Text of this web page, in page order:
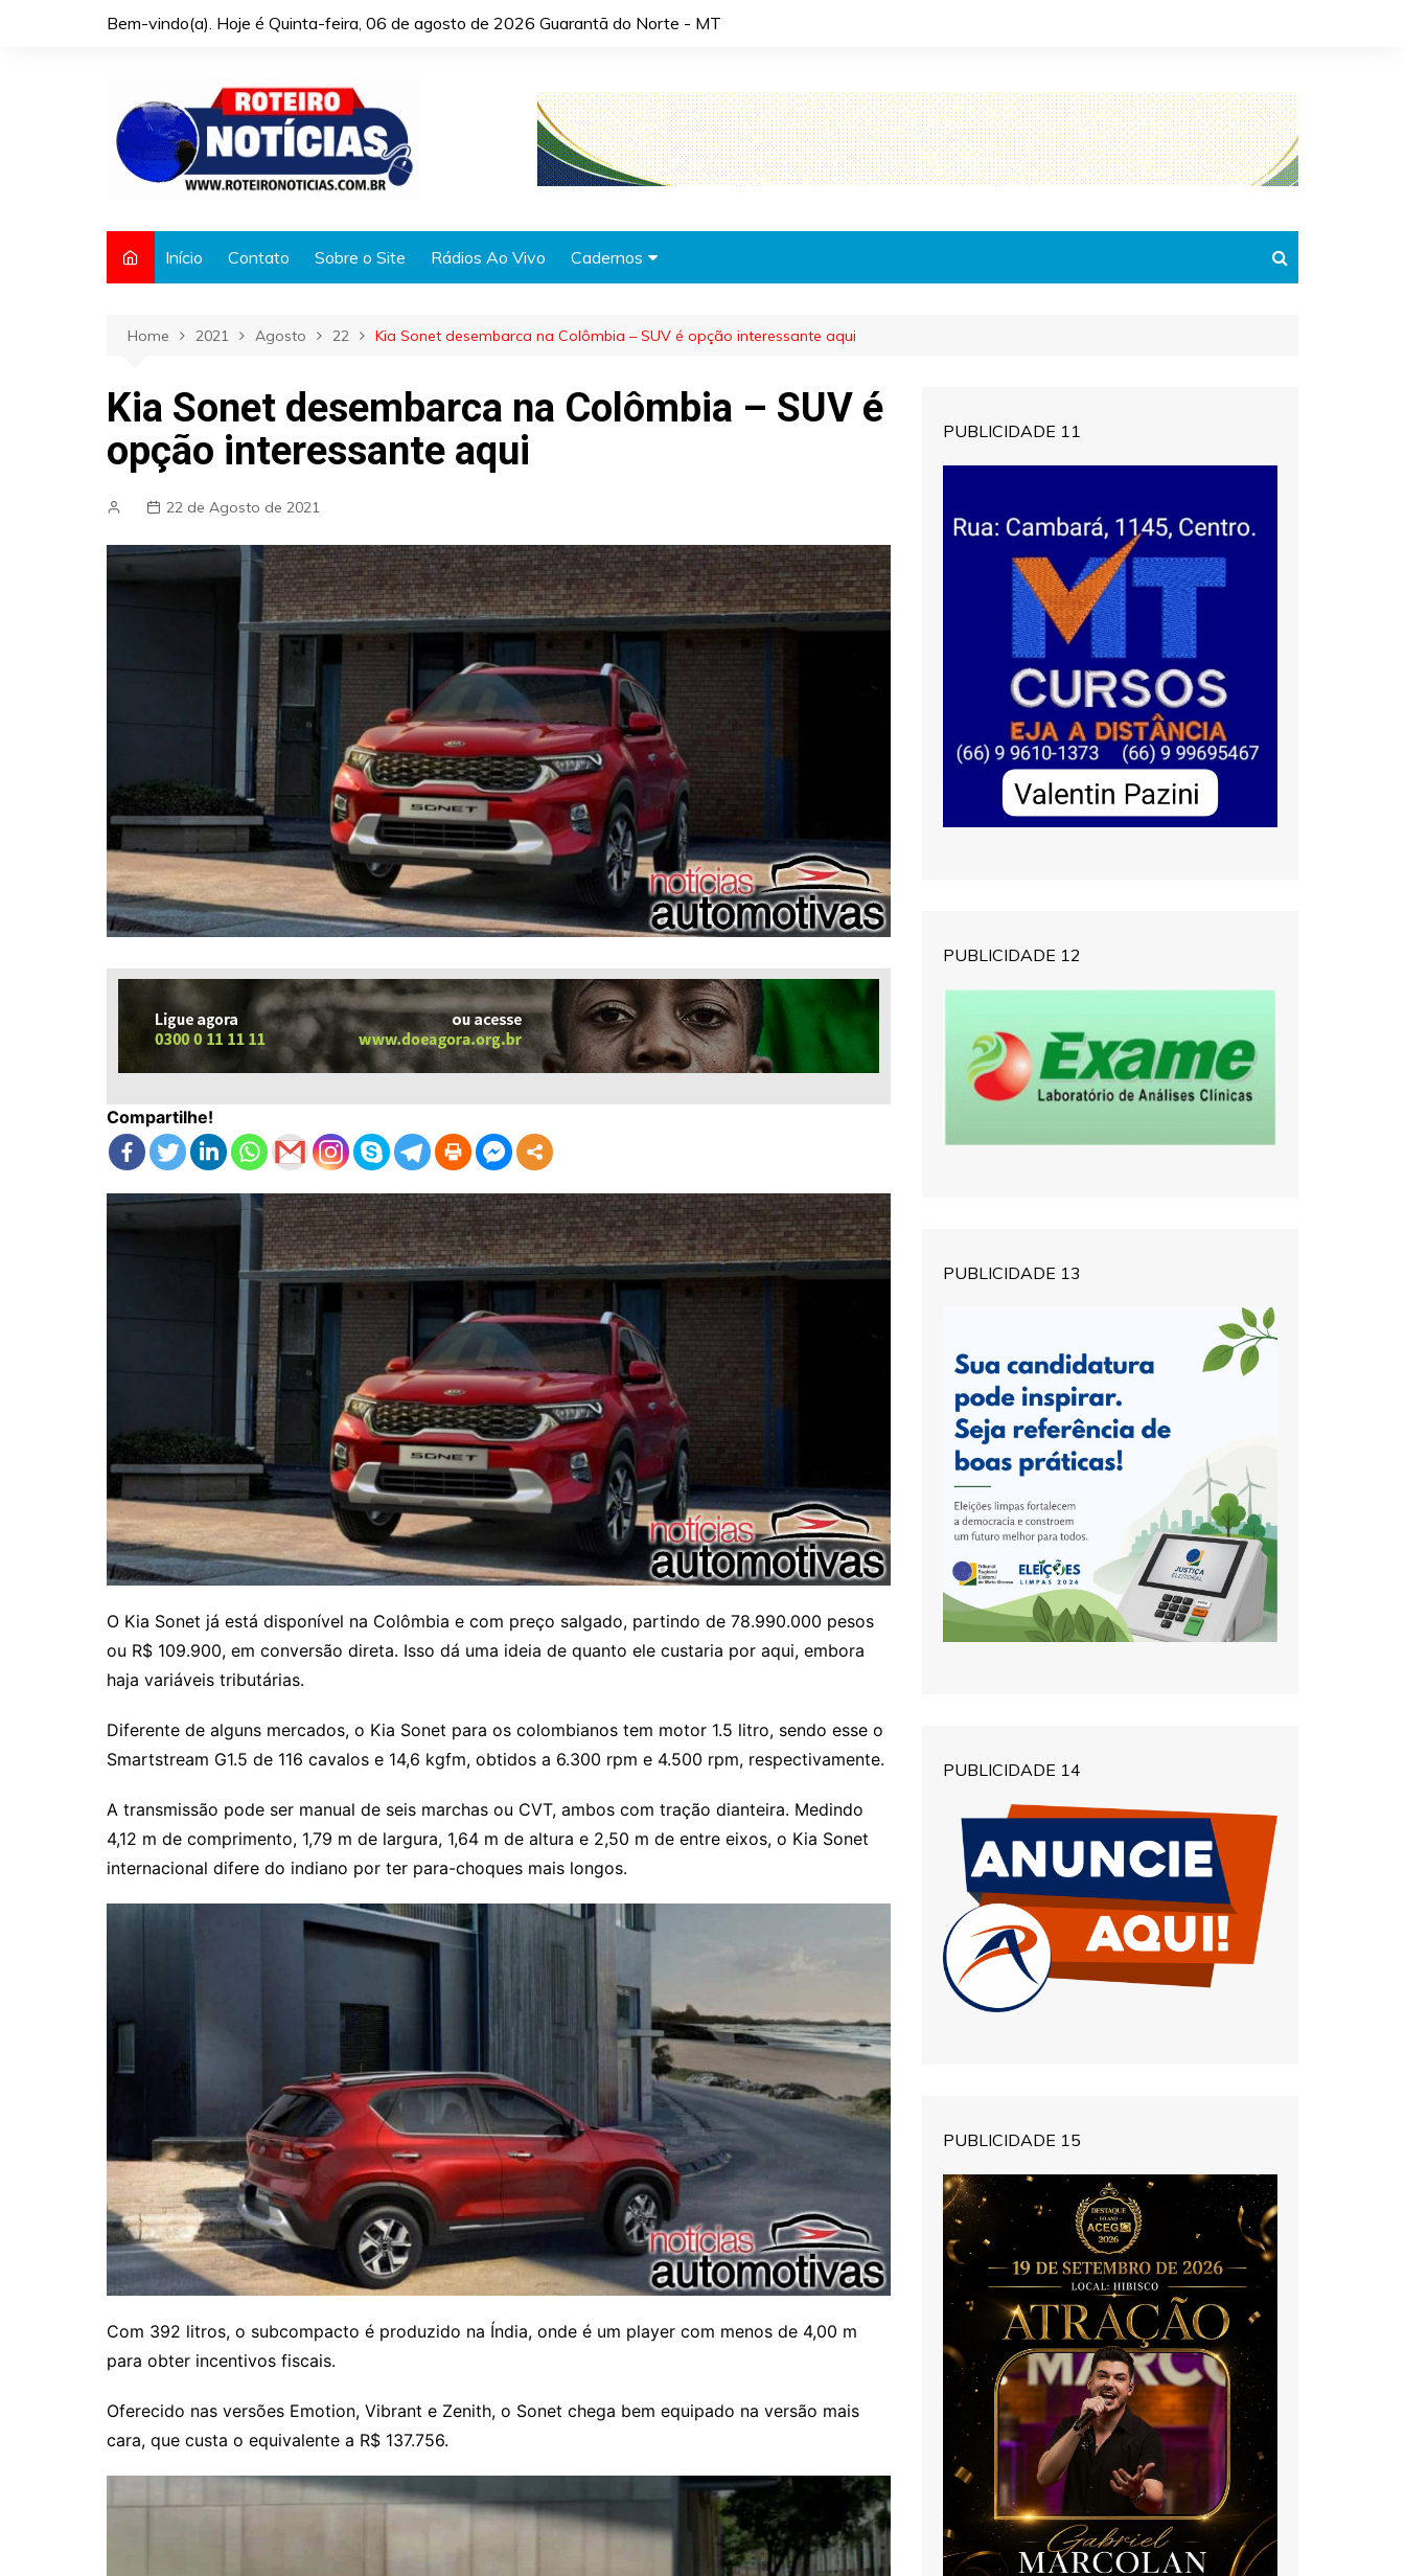
Bem-vindo(a). Hoje é Quinta-feira, 06 de agosto de 2026 Guarantã do Norte - MT
Início Contato Sobre o Site Rádios Ao Vivo Cadernos
Automóveis
Cidades
Fama e TV
Justiça
Mundo
Política
Saúde
Home 2021 Agosto 22 Kia Sonet desembarca na Colômbia – SUV é opção interessante aqui
Kia Sonet desembarca na Colômbia – SUV é
opção interessante aqui
22 de Agosto de 2021
Compartilhe!
O Kia Sonet já está disponível na Colômbia e com preço salgado, partindo de 78.990.000 pesos
ou R$ 109.900, em conversão direta. Isso dá uma ideia de quanto ele custaria por aqui, embora
haja variáveis tributárias.
Diferente de alguns mercados, o Kia Sonet para os colombianos tem motor 1.5 litro, sendo esse o
Smartstream G1.5 de 116 cavalos e 14,6 kgfm, obtidos a 6.300 rpm e 4.500 rpm, respectivamente.
A transmissão pode ser manual de seis marchas ou CVT, ambos com tração dianteira. Medindo
4,12 m de comprimento, 1,79 m de largura, 1,64 m de altura e 2,50 m de entre eixos, o Kia Sonet
internacional difere do indiano por ter para-choques mais longos.
Com 392 litros, o subcompacto é produzido na Índia, onde é um player com menos de 4,00 m
para obter incentivos fiscais.
Oferecido nas versões Emotion, Vibrant e Zenith, o Sonet chega bem equipado na versão mais
cara, que custa o equivalente a R$ 137.756.
PUBLICIDADE 11
PUBLICIDADE 12
PUBLICIDADE 13
PUBLICIDADE 14
PUBLICIDADE 15